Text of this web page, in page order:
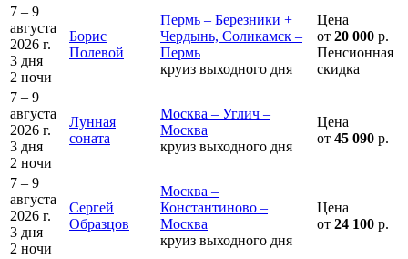
7 – 9
августа
2026 г.
3 дня
2 ночи
Борис
Полевой
Пермь – Березники +
Чердынь, Соликамск –
Пермь
круиз выходного дня
Цена
от 20 000 р.
Пенсионная
скидка
7 – 9
августа
2026 г.
3 дня
2 ночи
Лунная
соната
Москва – Углич –
Москва
круиз выходного дня
Цена
от 45 090 р.
7 – 9
августа
2026 г.
3 дня
2 ночи
Сергей
Образцов
Москва –
Константиново –
Москва
круиз выходного дня
Цена
от 24 100 р.